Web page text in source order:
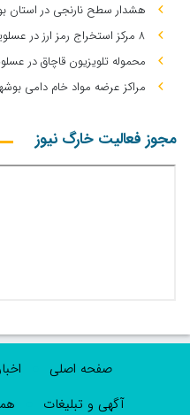
هشدار سطح نارنجی در استان
۸ مرکز استخراج رمز ارز در عسلویه متلاشی شد
محموله تلویزیون قاچاق در
مراکز عرضه مواد خام دامی
مجوز فعالیت خارگ نیوز
صفحه اصلی
آگهی و تبلیغات